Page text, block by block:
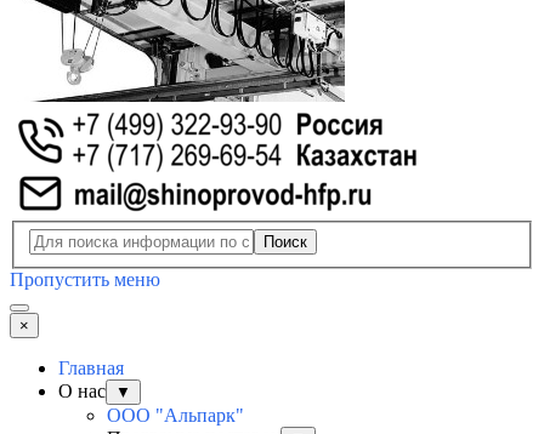
Поиск
Пропустить меню
×
Главная
О нас
▼
ООО "Альпарк"